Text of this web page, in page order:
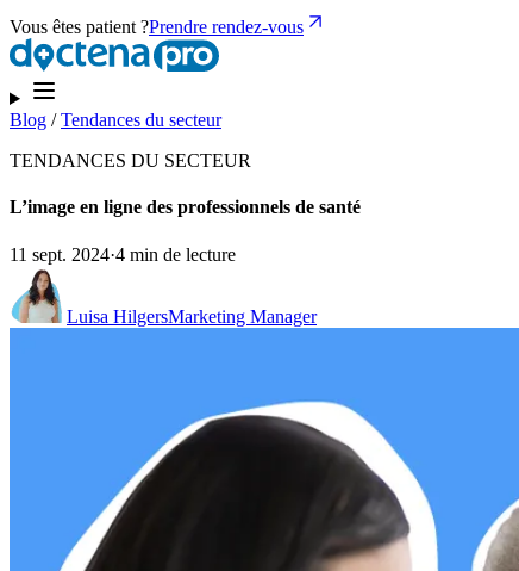
Vous êtes patient ?Prendre rendez-vous
Blog /Tendances du secteur
TENDANCES DU SECTEUR
L’image en ligne des professionnels de santé
11 sept. 2024·4 min de lecture
Luisa HilgersMarketing Manager